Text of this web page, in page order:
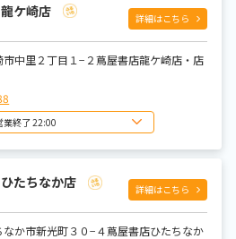
10:00~21:00
10:00~21:00
10:00~21:00
ケ崎店 詳細はこちら
市中里２丁目１−２蔦屋書店龍ケ崎店・店
営業終了 22:00
8:00～22:00
9:00～22:00
9:00～22:00
8:00～22:00
たちなか店 詳細はこちら
なか市新光町３０−４蔦屋書店ひたちなか